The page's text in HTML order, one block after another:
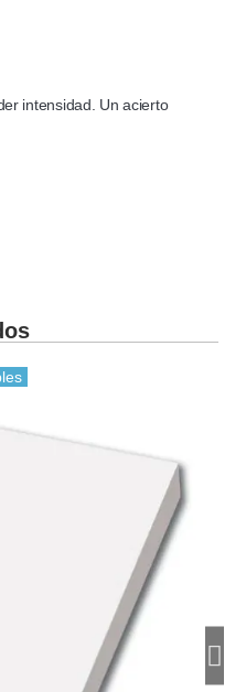
intensidad. Un acierto